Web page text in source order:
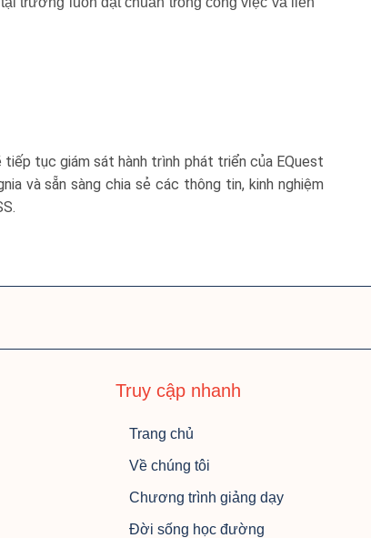
tục giám sát hành trình phát triển của EQuest
và sẵn sàng chia sẻ các thông tin, kinh nghiệm
Truy cập nhanh
Trang chủ
Về chúng tôi
Chương trình giảng dạy
Đời sống học đường